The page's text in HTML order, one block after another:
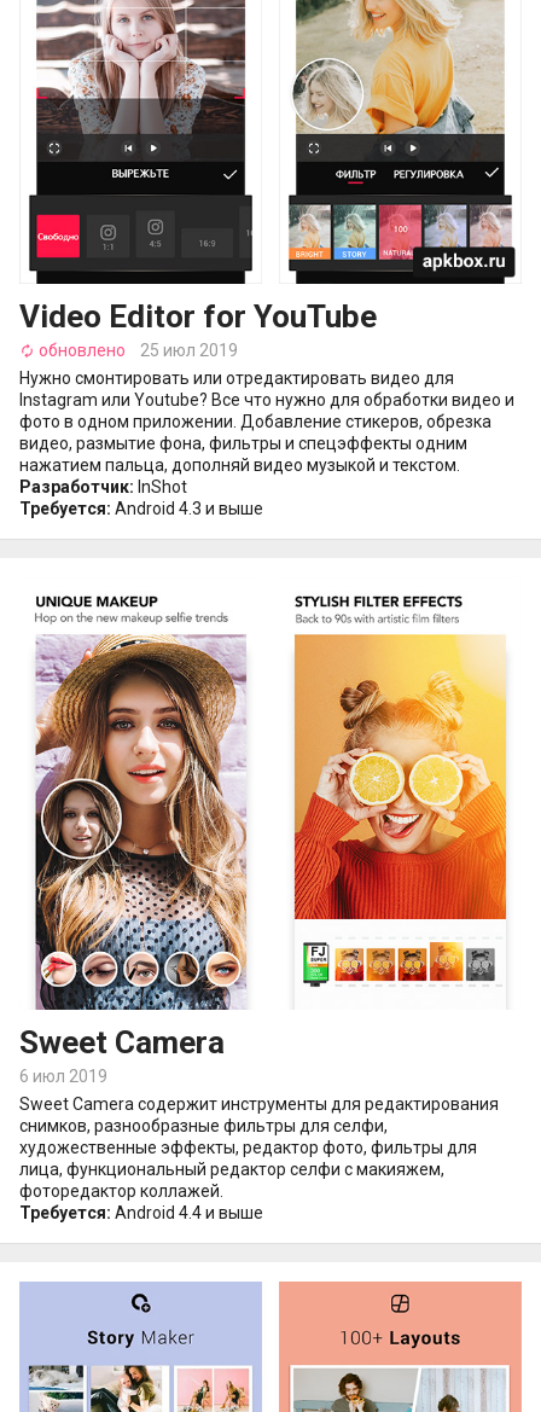
Video Editor for YouTube
autorenew обновлено
25 июл 2019
Нужно смонтировать или отредактировать видео для
Instagram или Youtube? Bсе что нужно для обработки видео и
фото в одном приложении. Добавление стикеров, обрезка
видео, размытие фона, фильтры и спецэффекты одним
нажатием пальца, дополняй видео музыкой и текстом.
Разработчик: InShot
Требуется: Android 4.3 и выше
Sweet Camera
6 июл 2019
Sweet Camera содержит инструменты для редактирования
снимков, разнообразные фильтры для селфи,
художественные эффекты, редактор фото, фильтры для
лица, функциональный редактор селфи с макияжем,
фоторедактор коллажей.
Требуется: Android 4.4 и выше